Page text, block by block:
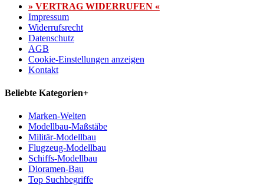
» VERTRAG WIDERRUFEN «
Impressum
Widerrufsrecht
Datenschutz
AGB
Cookie-Einstellungen anzeigen
Kontakt
Beliebte Kategorien+
Marken-Welten
Modellbau-Maßstäbe
Militär-Modellbau
Flugzeug-Modellbau
Schiffs-Modellbau
Dioramen-Bau
Top Suchbegriffe